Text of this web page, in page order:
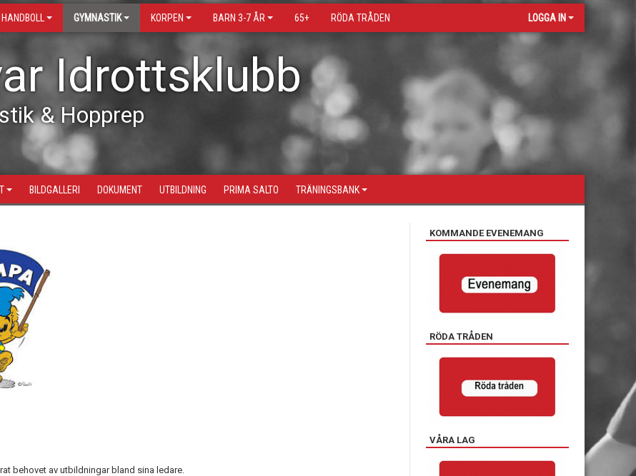
HANDBOLL GYMNASTIK KORPEN BARN 3-7 ÅR 65+ RÖDA TRÅDEN LOGGA IN
Idrottsklubb
& Hopprep
BILDGALLERI DOKUMENT UTBILDNING PRIMA SALTO TRÄNINGSBANK
behovet av utbildningar bland sina ledare.
KOMMANDE EVENEMANG
RÖDA TRÅDEN
VÅRA LAG